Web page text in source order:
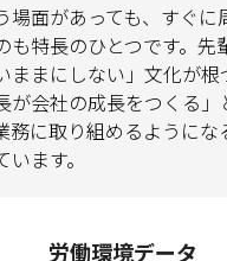
場面があっても、すぐ
も特長のひとつです。
ままにしない」文化が根
が会社の成長をつくる
務に取り組めるように
ます。
労働環境データ